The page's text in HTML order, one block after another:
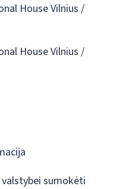
House Vilnius /
House Vilnius /
sumokėti